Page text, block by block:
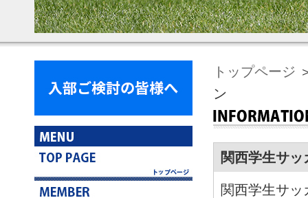
トップページ
ン
関西学生サ
関西学生サ